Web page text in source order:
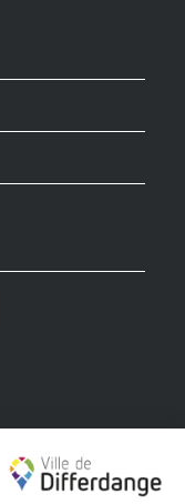
Play Store